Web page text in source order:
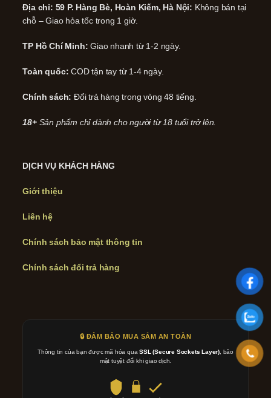
Địa chỉ: 59 P. Hàng Bè, Hoàn Kiếm, Hà Nội: Không bán tại
chỗ – Giao hỏa tốc trong 1 giờ.
TP Hồ Chí Minh: Giao nhanh từ 1-2 ngày.
Toàn quốc: COD tận tay từ 1-4 ngày.
Chính sách: Đổi trả hàng trong vòng 48 tiếng.
18+ Sản phẩm chỉ dành cho người từ 18 tuổi trở lên.
DỊCH VỤ KHÁCH HÀNG
Giới thiệu
Liên hệ
Chính sách bảo mật thông tin
Chính sách đổi trả hàng
🔒 ĐẢM BẢO MUA SẮM AN TOÀN
Thông tin của bạn được mã hóa quaSSL (Secure Sockets Layer) , bảo
mật tuyệt đối khi giao dịch.